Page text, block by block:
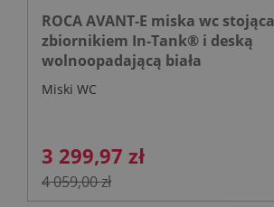
ROCA AVANT-E miska wc
zbiornikiem In-Tank® i deską
wolnoopadającą biała
Miski WC
3 299,97 zł
4 059,00 zł